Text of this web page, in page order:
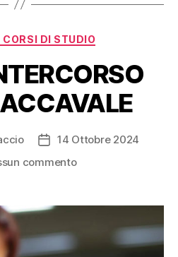
CORSI DI STUDIO
14 Ottobre 2024
commento